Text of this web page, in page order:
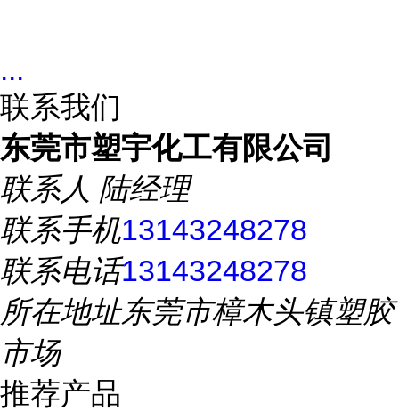
...
联系我们
东莞市塑宇化工有限公司
联系人 陆经理
联系手机13143248278
联系电话13143248278
所在地址东莞市樟木头镇塑胶
市场
推荐产品